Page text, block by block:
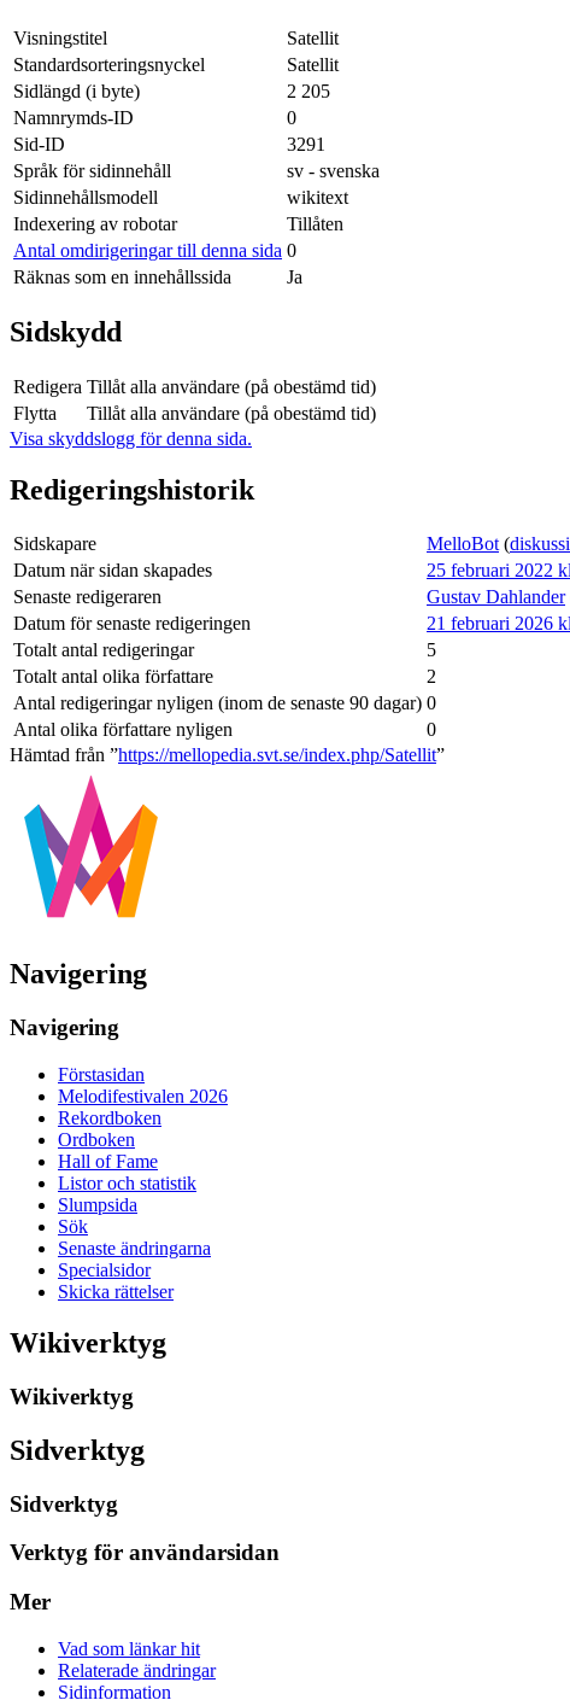
Visningstitel
Satellit
Standardsorteringsnyckel
Satellit
Sidlängd (i byte)
2 205
Namnrymds-ID
0
Sid-ID
3291
Språk för sidinnehåll
sv - svenska
Sidinnehållsmodell
wikitext
Indexering av robotar
Tillåten
Antal omdirigeringar till denna sida 0
Räknas som en innehållssida
Ja
Sidskydd
Redigera Tillåt alla användare (på obestämd tid)
Flytta
Tillåt alla användare (på obestämd tid)
Visa skyddslogg för denna sida.
Redigeringshistorik
Sidskapare MelloBot (
Datum när sidan skapades
25 februari 2022
Senaste redigeraren
Gustav Dahlander
Datum för senaste redigeringen
21 februari 2026
Totalt antal redigeringar
5
Totalt antal olika författare
2
Antal redigeringar nyligen (inom de senaste 90 dagar) 0
Antal olika författare nyligen
0
Hämtad från ”https://mellopedia.svt.se/index.php/Satellit”
Navigering
Navigering
Förstasidan
Melodifestivalen 2026
Rekordboken
Ordboken
Hall of Fame
Listor och statistik
Slumpsida
Sök
Senaste ändringarna
Specialsidor
Skicka rättelser
Wikiverktyg
Wikiverktyg
Sidverktyg
Sidverktyg
Verktyg för användarsidan
Mer
Vad som länkar hit
Relaterade ändringar
Sidinformation